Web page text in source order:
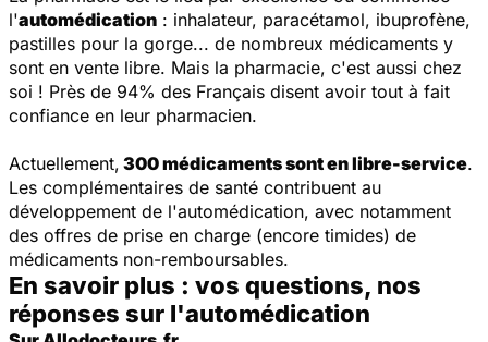
l'automédication : inhalateur, paracétamol, ibuprofène,
pastilles pour la gorge... de nombreux médicaments y
sont en vente libre. Mais la pharmacie, c'est aussi chez
soi ! Près de 94% des Français disent avoir tout à fait
confiance en leur pharmacien.
Actuellement, 300 médicaments sont en libre-service.
Les complémentaires de santé contribuent au
développement de l'automédication, avec notamment
des offres de prise en charge (encore timides) de
médicaments non-remboursables.
En savoir plus : vos questions, nos
réponses sur l'automédication